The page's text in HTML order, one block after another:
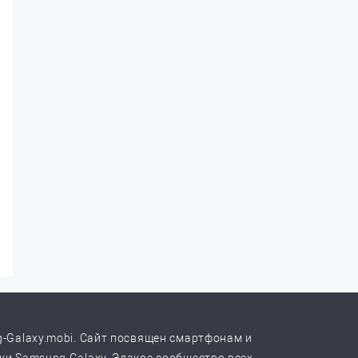
Galaxy.mobi. Сайт посвящен смартфонам и